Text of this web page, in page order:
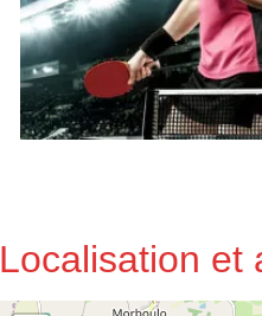
Localisation et